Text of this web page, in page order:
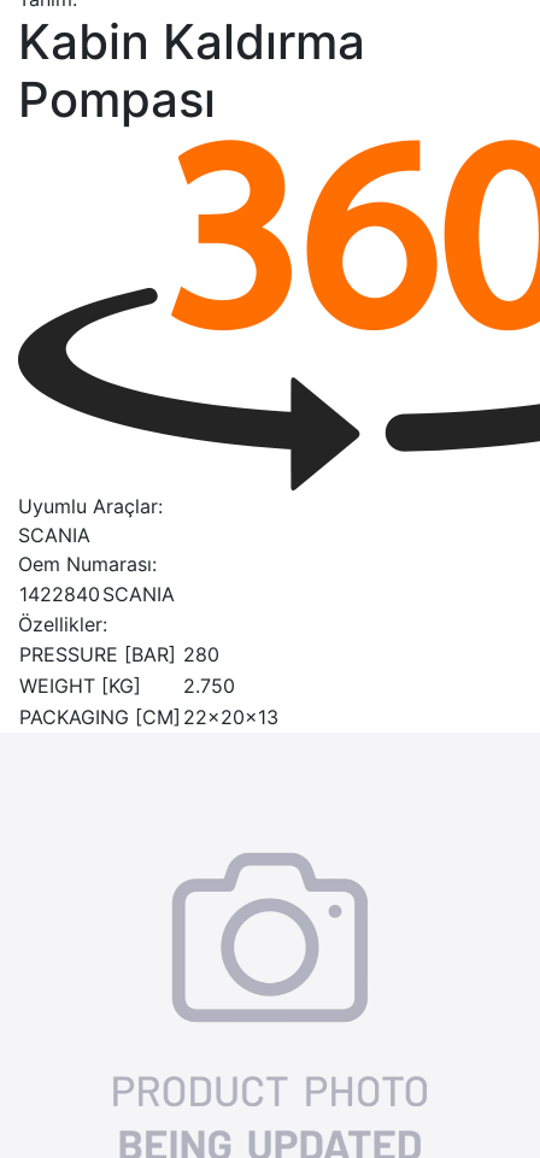
Kabin Kaldırma
Pompası
Uyumlu Araçlar:
SCANIA
Oem Numarası:
1422840 SCANIA
Özellikler:
PRESSURE [BAR] 280
WEIGHT [KG]
2.750
PACKAGING [CM] 22x20x13